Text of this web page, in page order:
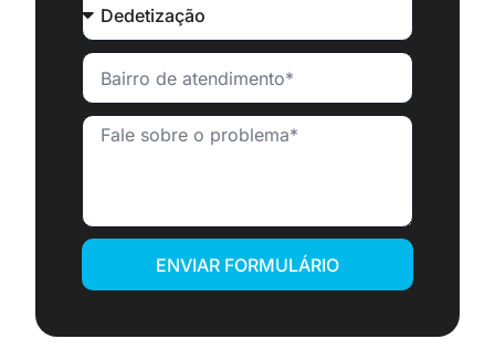
ENVIAR FORMULÁRIO